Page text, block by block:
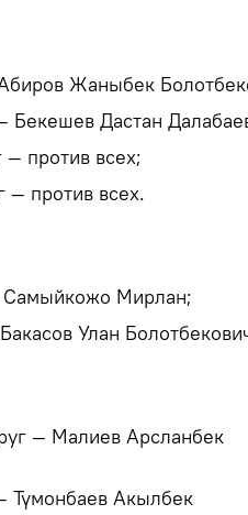
Жаныбек
Бекешев Дастан
— против всех;
— против всех.
Самыйкожо Мирлан;
Улан
— Малиев Арсланбек
Түмонбаев Акылбек